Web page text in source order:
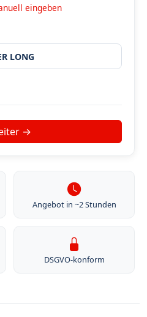
eingeben
Angebot in ~2 Stunden
DSGVO-konform